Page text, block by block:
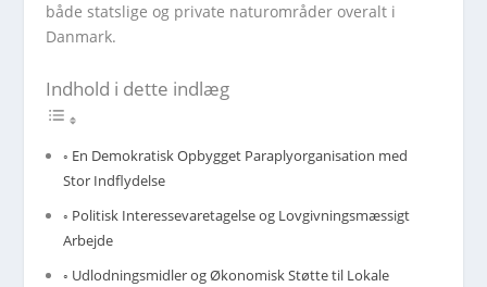
både statslige og private naturområder overalt i
Danmark.
Indhold i dette indlæg
En Demokratisk Opbygget Paraplyorganisation med
Stor Indflydelse
Politisk Interessevaretagelse og Lovgivningsmæssigt
Arbejde
Udlodningsmidler og Økonomisk Støtte til Lokale